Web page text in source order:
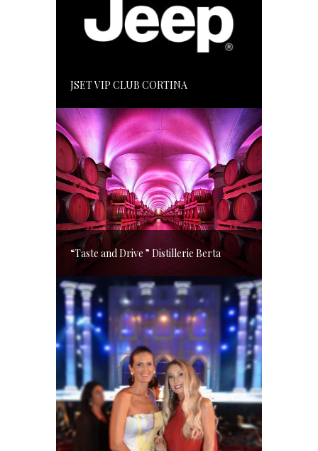
JSET VIP CLUB CORTINA
“Taste and Drive ” Distillerie Berta